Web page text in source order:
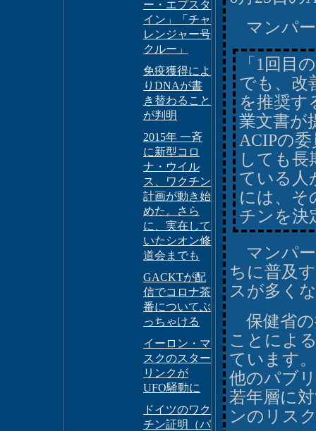
ー・エプスタ
イン」「チャ
レンジャー号
クルー」
免疫獲得によ
りDNAが書
き替わること
が判明
2015年 一斉
に新型コロ
ナ・ウイル
ス、ワクチン
計画が動き始
めた。さら
に、実在して
いたシオン修
道会までも
GACKTが配
信でコロナ茶
番についてぶ
っちゃける
イーロン・マ
スクのスター
リンクが
UFO騒動に
ドイツのワク
チン証明（パ
マンパー
「1回目
でも、改
を推奨す
業文書が
ACIPの
しても
ている人
には、そ
チンを決
マンパー
ちに普及
スが多く
保健省の
ことによ
ています
他のパブ
若年層に
ンのリス